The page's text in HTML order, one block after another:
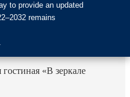
«В зеркале
to provide an updated
remains
.